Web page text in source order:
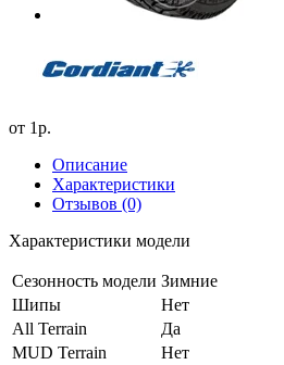
от 1р.
Описание
Характеристики
Отзывов (0)
Характеристики модели
Сезонность модели Зимние
Шипы
Нет
All Terrain
Да
MUD Terrain
Нет